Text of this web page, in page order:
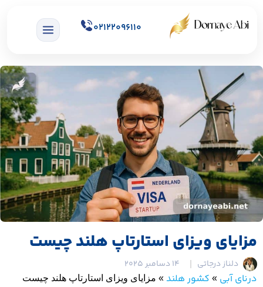
02122096110
مزایای ویزای استارتاپ هلند چیست
دلناز درجاتی 14 دسامبر 2025
درنای آبی » کشور هلند » مزایای ویزای استارتاپ هلند چیست